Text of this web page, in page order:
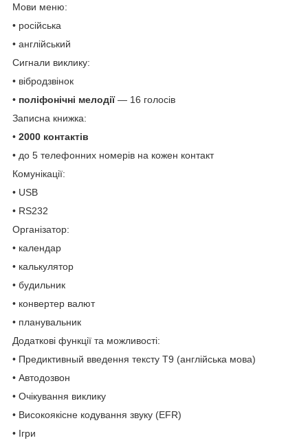
Мови меню:
• російська
• англійський
Сигнали виклику:
• вібродзвінок
• поліфонічні мелодії― 16 голосів
Записна книжка:
• 2000 контактів
• до 5 телефонних номерів на кожен контакт
Комунікації:
• USB
• RS232
Організатор:
• календар
• калькулятор
• будильник
• конвертер валют
• планувальник
Додаткові функції та можливості:
• Предиктивный введення тексту Т9 (англійська мова)
• Автодозвон
• Очікування виклику
• Високоякісне кодування звуку (EFR)
• Ігри